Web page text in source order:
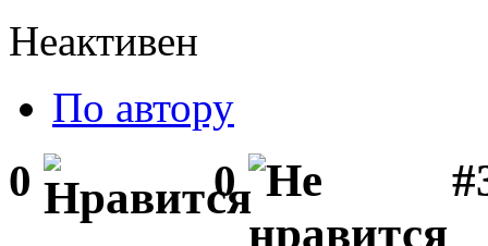
Неактивен
По автору
0 0